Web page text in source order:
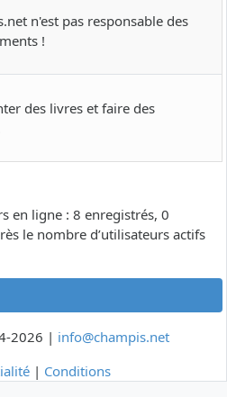
n'est pas responsable des
!
des livres et faire des
en ligne : 8 enregistrés, 0
le nombre d’utilisateurs actifs
2026 | info@champis.net
| Conditions